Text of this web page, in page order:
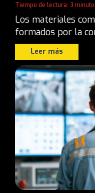
Tiempo de lectura: 3
Los materiales
formados por la
Leer más